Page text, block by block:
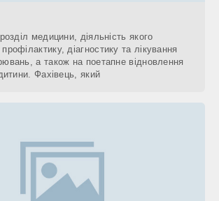
медицини, діяльність якого
діагностику та лікування
а також на поетапне відновлення
Фахівець, який